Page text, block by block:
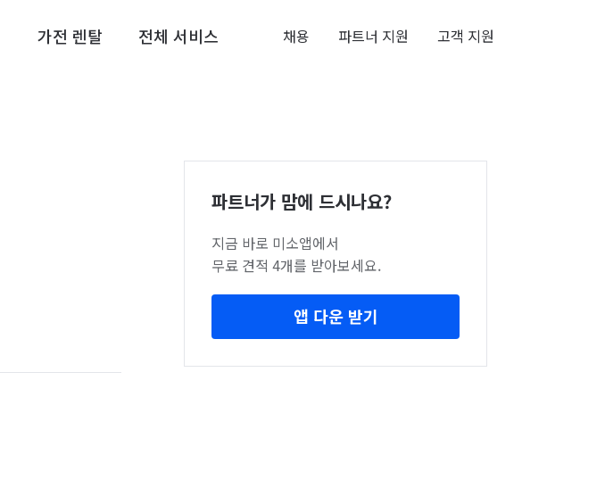
가전 렌탈 전체 서비스 채용 파트너 지원 고객 지원
파트너가 맘에 드시나요?
지금 바로 미소앱에서
무료 견적 4개를 받아보세요.
앱 다운 받기